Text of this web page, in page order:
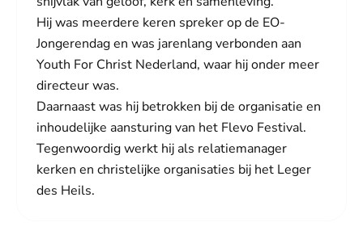
Hij was meerdere keren spreker op de EO-
Jongerendag en was jarenlang verbonden aan
Youth For Christ Nederland, waar hij onder meer
directeur was.
Daarnaast was hij betrokken bij de organisatie en
inhoudelijke aansturing van het Flevo Festival.
Tegenwoordig werkt hij als relatiemanager
kerken en christelijke organisaties bij het Leger
des Heils.